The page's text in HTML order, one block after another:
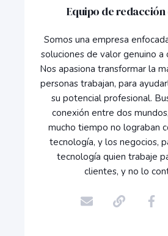
Equipo de redacción
Somos una empresa
soluciones de valor genuino a
Nos apasiona transformar la
personas trabajan, para
su potencial profesional.
conexión entre dos
mucho tiempo no lograban
tecnología, y los negocios,
tecnología quien trabaje
clientes, y no lo